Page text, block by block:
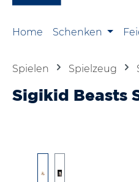
Home Schenken
Spielen Spielzeug
Sigikid Beasts